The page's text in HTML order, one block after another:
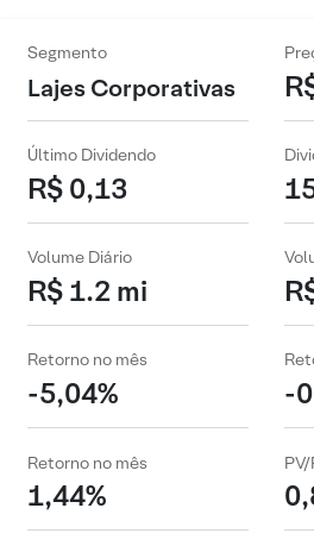
Segmento
Lajes Corporativas
Último Dividendo
R$ 0,13
Volume Diário
R$ 1.2 mi
Retorno no mês
-5,04% -
Retorno no mês
1,44%